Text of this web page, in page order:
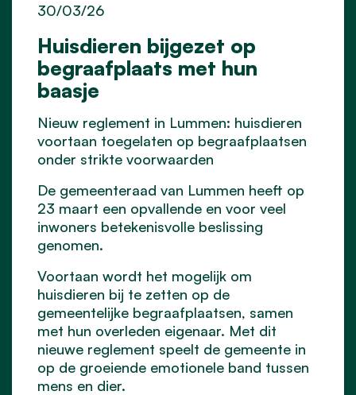
Huisdieren bijgezet op
begraafplaats met hun
baasje
30/03/26
Nieuw reglement in Lummen: huisdieren
voortaan toegelaten op begraafplaatsen
onder strikte voorwaarden
De gemeenteraad van Lummen heeft op
23 maart een opvallende en voor veel
inwoners betekenisvolle beslissing
genomen.
Voortaan wordt het mogelijk om
huisdieren bij te zetten op de
gemeentelijke begraafplaatsen, samen
met hun overleden eigenaar. Met dit
nieuwe reglement speelt de gemeente in
op de groeiende emotionele band tussen
mens en dier.